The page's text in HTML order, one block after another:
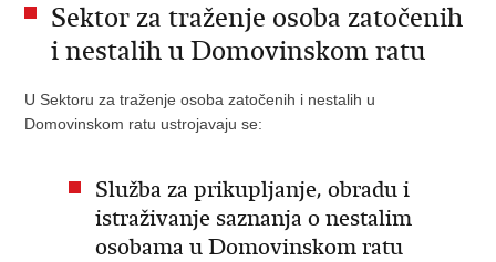
Sektor za traženje osoba zatočenih
i nestalih u Domovinskom ratu
U Sektoru za traženje osoba zatočenih i nestalih u
Domovinskom ratu ustrojavaju se:
Služba za prikupljanje, obradu i
istraživanje saznanja o nestalim
osobama u Domovinskom ratu